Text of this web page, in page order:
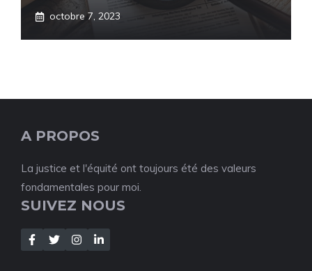
octobre 7, 2023
A PROPOS
La justice et l'équité ont toujours été des valeurs
fondamentales pour moi.
SUIVEZ NOUS